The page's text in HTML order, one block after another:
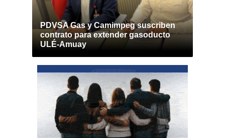
PDVSA Gas y Camimpeg suscriben
contrato para extender gasoducto
ULÉ-Amuay